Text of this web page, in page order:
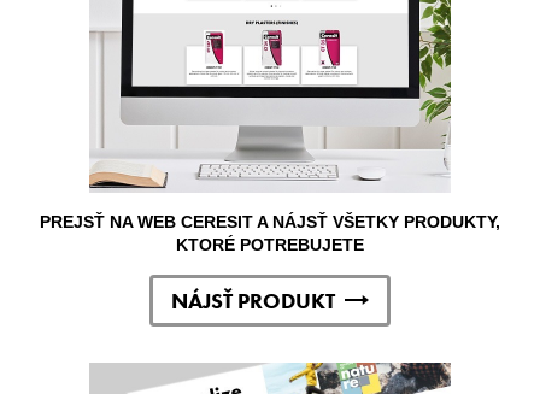
PREJSŤ NA WEB CERESIT A NÁJSŤ VŠETKY PRODUKTY,
KTORÉ POTREBUJETE
NÁJSŤ PRODUKT